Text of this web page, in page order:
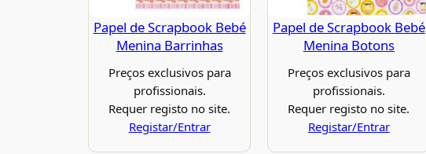
Papel de Scrapbook Bebé
Menina Barrinhas
Preços exclusivos para
profissionais.
Requer registo no site.
Registar/Entrar
Papel de Scrapbook Bebé
Menina Botons
Preços exclusivos para
profissionais.
Requer registo no site.
Registar/Entrar